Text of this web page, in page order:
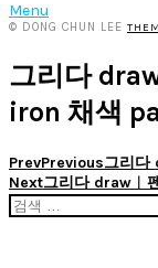
Menu
© DONG CHUN LEE
그리다
iron 채색
PrevPrevious그리다
Next그리다 draw︱
검
색: